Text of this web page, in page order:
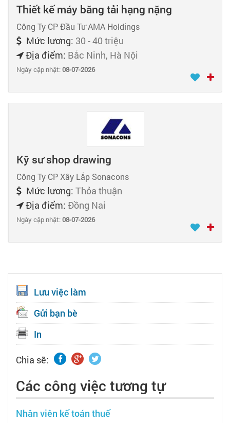
Thiết kế máy băng tải hạng nặng
Công Ty CP Đầu Tư AMA Holdings
Mức lương: 30 - 40 triệu
Địa điểm: Bắc Ninh, Hà Nội
Ngày cập nhật:08-07-2026
Kỹ sư shop drawing
Công Ty CP Xây Lắp Sonacons
Mức lương: Thỏa thuận
Địa điểm: Đồng Nai
Ngày cập nhật:08-07-2026
Lưu việc làm
Gửi bạn bè
In
Chia sẽ:
Các công việc tương tự
Nhân viên kế toán thuế